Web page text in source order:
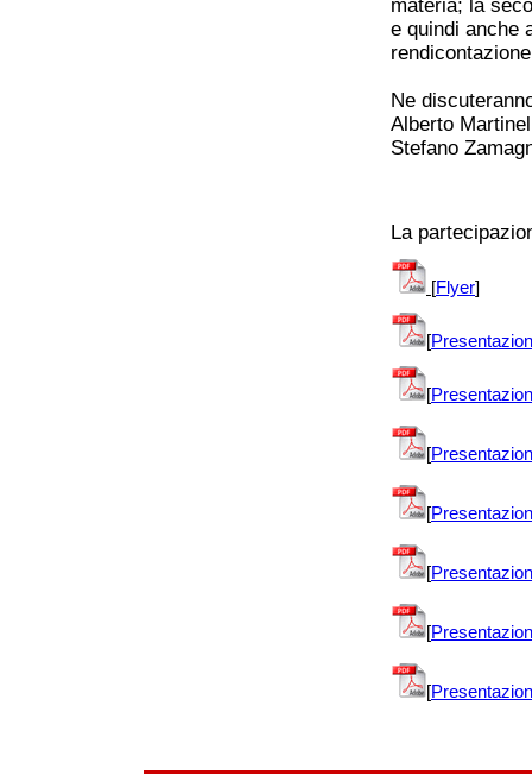
materia; la
e quindi anche
Ne
Alberto
Stefano
La
[Flyer]
[
[
[
[
[
[
[